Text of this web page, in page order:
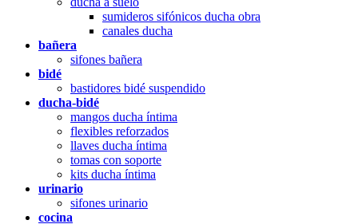
sumideros sifónicos ducha obra
canales ducha
bañera
sifones bañera
bidé
bastidores bidé suspendido
ducha-bidé
mangos ducha íntima
flexibles reforzados
llaves ducha íntima
tomas con soporte
kits ducha íntima
urinario
sifones urinario
cocina